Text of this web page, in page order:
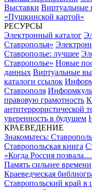
Выставки Виртуальные
«Пушкинской картой»
РЕСУРСЫ
Электронный каталог
Ставрополья»
Ставрополье: лучшее
Ставрополье» Новые
данных Виртуальные
каталоги ссылок
Ставрополя
правовую грамотность
антитеррористической
уверенность в будущем
КРАЕВЕДЕНИЕ
Знакомьтесь:
Ставропольская книга
«Когда Россия
Память сильнее времени
Краеведческая
Ставропольский край в